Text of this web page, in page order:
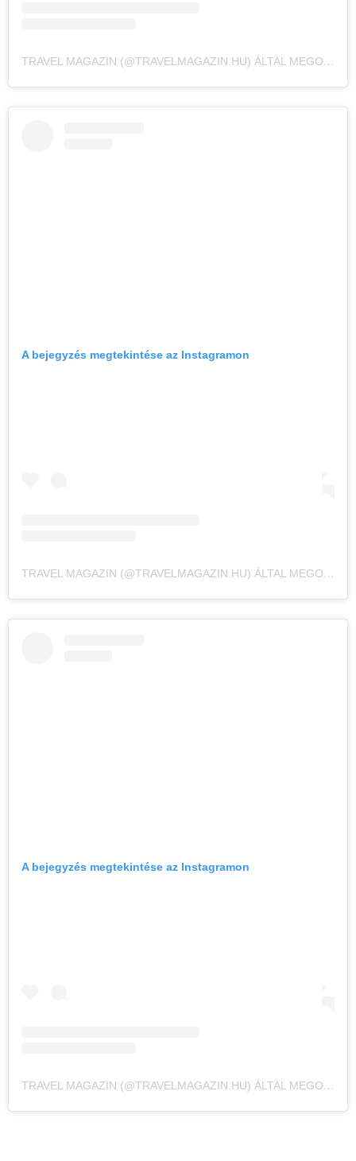
TRAVEL MAGAZIN (@TRAVELMAGAZIN.HU) ÁLTAL MEGOSZTOTT BEJEGYZÉS
A bejegyzés megtekintése az Instagramon
TRAVEL MAGAZIN (@TRAVELMAGAZIN.HU) ÁLTAL MEGOSZTOTT BEJEGYZÉS
A bejegyzés megtekintése az Instagramon
TRAVEL MAGAZIN (@TRAVELMAGAZIN.HU) ÁLTAL MEGOSZTOTT BEJEGYZÉS